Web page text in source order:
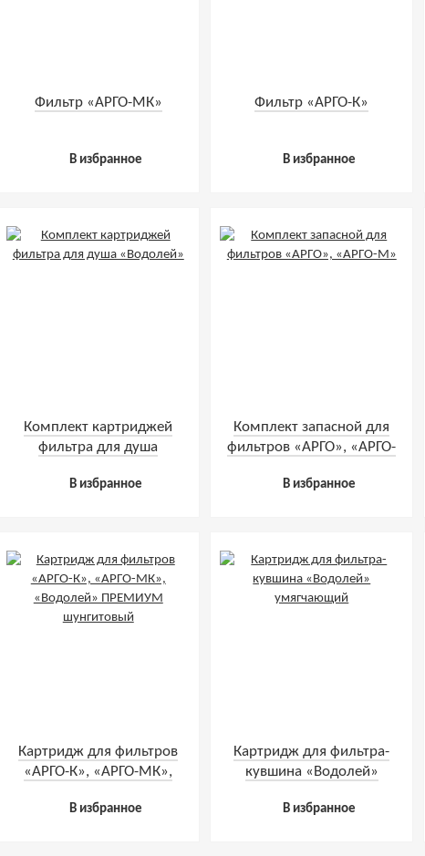
Фильтр «АРГО-МК»
В избранное
Фильтр «АРГО-К»
В избранное
Комплект картриджей
фильтра для душа
В избранное
Комплект запасной для
фильтров «АРГО», «АРГО-
В избранное
Картридж для фильтров
«АРГО-К», «АРГО-МК»,
шунгитовый
В избранное
Картридж для фильтра-
кувшина «Водолей»
В избранное